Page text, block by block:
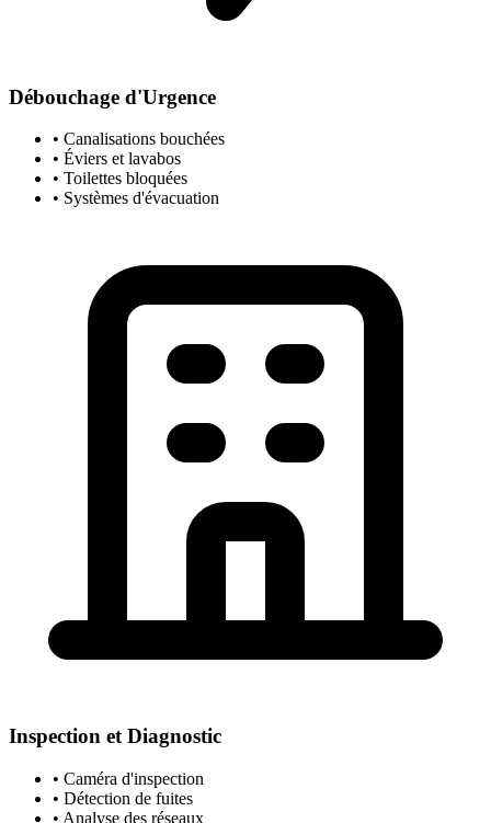
Débouchage d'Urgence
• Canalisations bouchées
• Éviers et lavabos
• Toilettes bloquées
• Systèmes d'évacuation
Inspection et Diagnostic
• Caméra d'inspection
• Détection de fuites
• Analyse des réseaux